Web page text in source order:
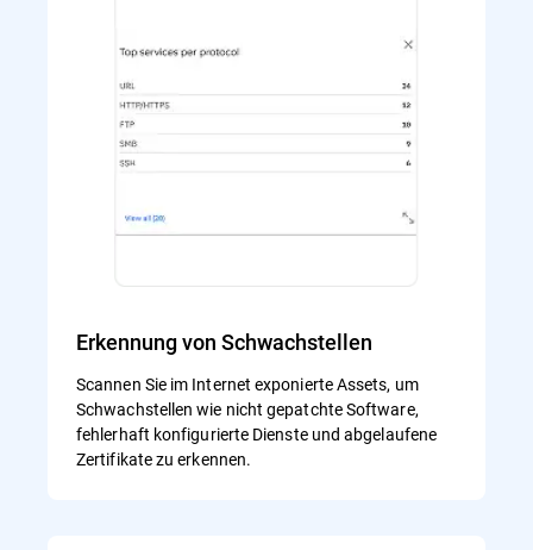
Erkennung von Schwachstellen
Scannen Sie im Internet exponierte Assets, um
Schwachstellen wie nicht gepatchte Software,
fehlerhaft konfigurierte Dienste und abgelaufene
Zertifikate zu erkennen.